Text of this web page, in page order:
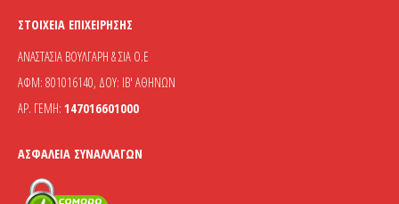
ΣΤΟΙΧΕΊΑ ΕΠΙΧΕΊΡΗΣΗΣ
ΑΝΑΣΤΑΣΙΑ ΒΟΥΛΓΑΡΗ & ΣΙΑ Ο.Ε
ΑΦΜ: 801016140, ΔΟΥ: ΙΒ' ΑΘΗΝΩΝ
ΑΡ. ΓΕΜΗ: 147016601000
ΑΣΦΆΛΕΙΑ ΣΥΝΑΛΛΑΓΏΝ